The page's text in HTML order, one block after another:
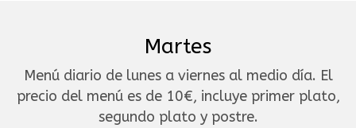
Martes
Menú diario de lunes a viernes al medio día. El
precio del menú es de 10€, incluye primer plato,
segundo plato y postre.